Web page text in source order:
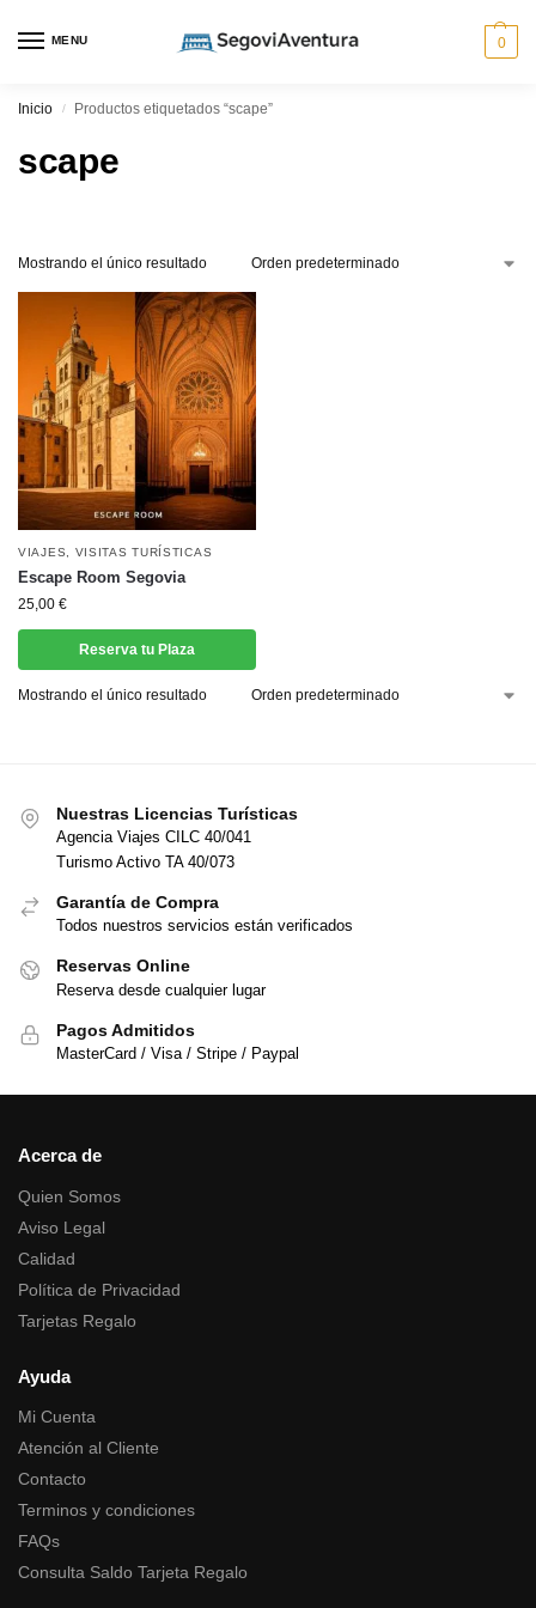
MENU 0
Inicio / Productos etiquetados “scape”
scape
Mostrando el único resultado
VIAJES VISITAS TURÍSTICAS
Escape Room Segovia
25,00 €
Reserva tu Plaza
Mostrando el único resultado
Nuestras Licencias Turísticas
Agencia Viajes CILC 40/041
Turismo Activo TA 40/073
Garantía de Compra
Todos nuestros servicios están verificados
Reservas Online
Reserva desde cualquier lugar
Pagos Admitidos
MasterCard / Visa / Stripe / Paypal
Acerca de
Quien Somos
Aviso Legal
Calidad
Política de Privacidad
Tarjetas Regalo
Ayuda
Mi Cuenta
Atención al Cliente
Contacto
Terminos y condiciones
FAQs
Consulta Saldo Tarjeta Regalo